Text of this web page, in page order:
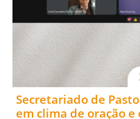
Secretariado de
em clima de oração